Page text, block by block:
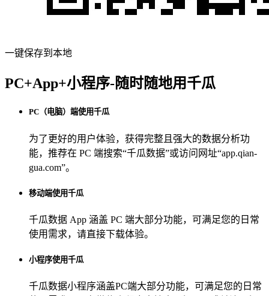
一键保存到本地
PC+App+小程序-随时随地用千瓜
PC（电脑）端使用千瓜
为了更好的用户体验，获得完整且强大的数据分析功
能，推荐在 PC 端搜索“千瓜数据”或访问网址“app.qian-
gua.com”。
移动端使用千瓜
千瓜数据 App 涵盖 PC 端大部分功能，可满足您的日常
使用需求，请直接下载体验。
小程序使用千瓜
千瓜数据小程序涵盖PC端大部分功能，可满足您的日常